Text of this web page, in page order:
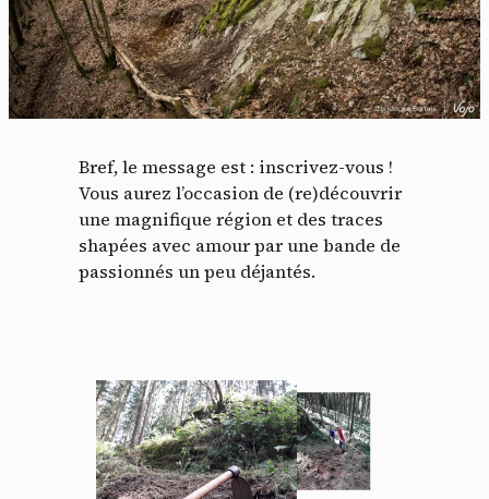
Bref, le message est : inscrivez-vous !
Vous aurez l’occasion de (re)découvrir
une magnifique région et des traces
shapées avec amour par une bande de
passionnés un peu déjantés.